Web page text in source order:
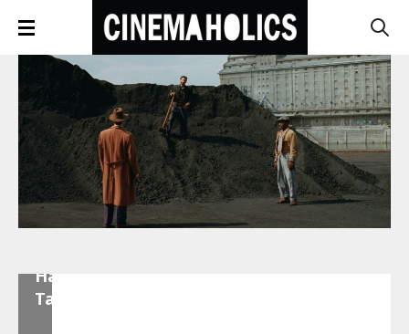
Официальный
Hateful Eight"
Тарантино